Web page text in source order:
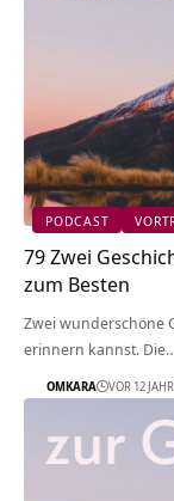
PODCAST
79 Zwei
zum Besten
Zwei wunderschöne
erinnern kannst.
OMKARA VOR 12